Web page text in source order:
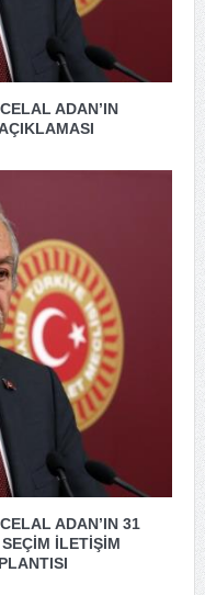
ADAN’IN
ADAN’IN 31
İLETİŞİM